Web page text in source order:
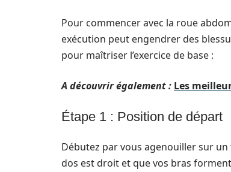
Pour commencer avec la roue
exécution peut engendrer des
pour maîtriser l’exercice de base :
A découvrir également : Les
Étape 1 : Position de départ
Débutez par vous agenouiller sur
dos est droit et que vos bras